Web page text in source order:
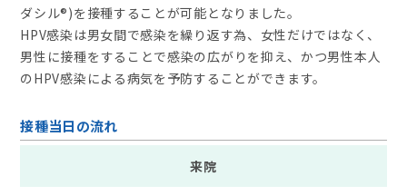
ダシル®)を接種することが可能となりました。
HPV感染は男女間で感染を繰り返す為、女性だけではなく、
男性に接種をすることで感染の広がりを抑え、かつ男性本人
のHPV感染による病気を予防することができます。
接種当日の流れ
来院